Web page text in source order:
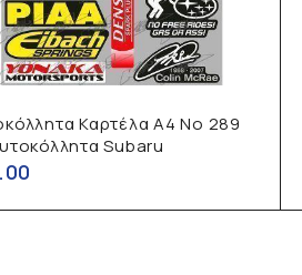
Καρτέλα Α4 No 289
Subaru